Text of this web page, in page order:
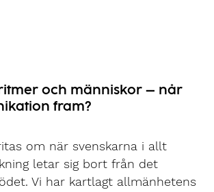
och människor – når
fram?
om när svenskarna i allt
letar sig bort från det
Vi har kartlagt allmänhetens